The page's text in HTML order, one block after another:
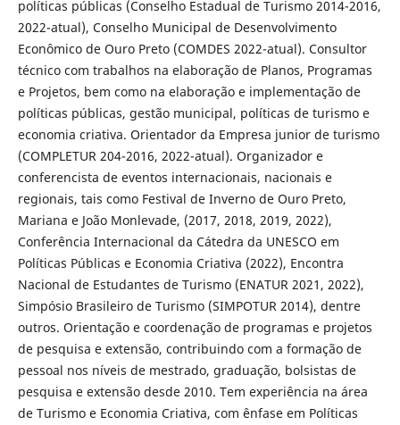
políticas públicas (Conselho Estadual de Turismo 2014-2016,
2022-atual), Conselho Municipal de Desenvolvimento
Econômico de Ouro Preto (COMDES 2022-atual). Consultor
técnico com trabalhos na elaboração de Planos, Programas
e Projetos, bem como na elaboração e implementação de
políticas públicas, gestão municipal, políticas de turismo e
economia criativa. Orientador da Empresa junior de turismo
(COMPLETUR 204-2016, 2022-atual). Organizador e
conferencista de eventos internacionais, nacionais e
regionais, tais como Festival de Inverno de Ouro Preto,
Mariana e João Monlevade, (2017, 2018, 2019, 2022),
Conferência Internacional da Cátedra da UNESCO em
Políticas Públicas e Economia Criativa (2022), Encontra
Nacional de Estudantes de Turismo (ENATUR 2021, 2022),
Simpósio Brasileiro de Turismo (SIMPOTUR 2014), dentre
outros. Orientação e coordenação de programas e projetos
de pesquisa e extensão, contribuindo com a formação de
pessoal nos níveis de mestrado, graduação, bolsistas de
pesquisa e extensão desde 2010. Tem experiência na área
de Turismo e Economia Criativa, com ênfase em Políticas